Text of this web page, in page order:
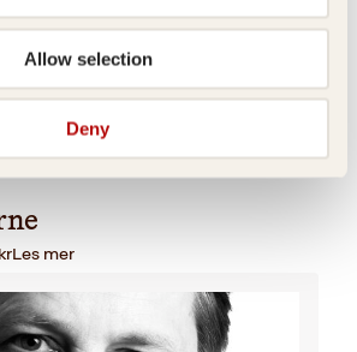
Allow selection
Deny
krLes mer